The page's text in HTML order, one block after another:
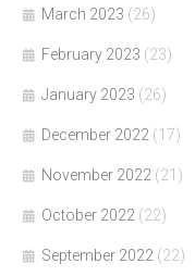
March 2023 (26)
February 2023 (23)
January 2023 (26)
December 2022 (17)
November 2022 (21)
October 2022 (22)
September 2022 (22)